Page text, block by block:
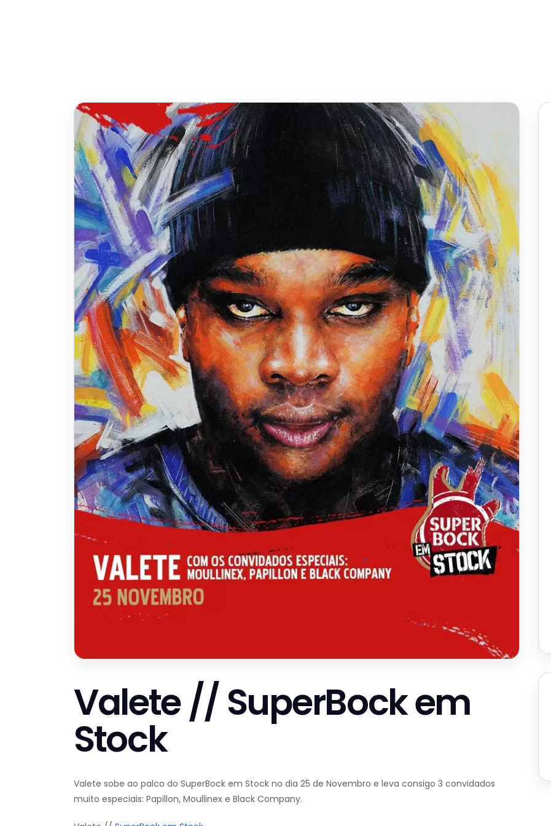
Valete // SuperBock em
Stock
Valete sobe ao palco do SuperBock em Stock no dia 25 de Novembro e leva consigo 3 convidados
muito especiais: Papillon, Moullinex e Black Company.